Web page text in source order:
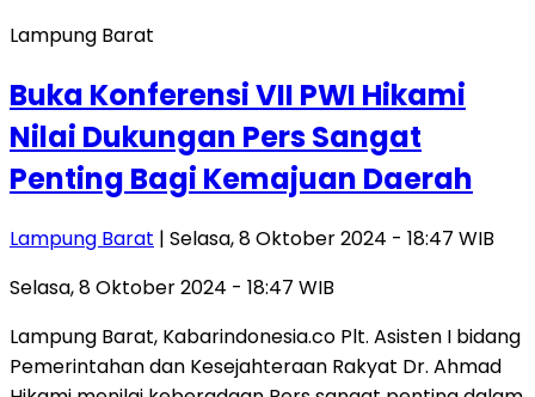
Lampung Barat
Buka Konferensi VII PWI Hikami
Nilai Dukungan Pers Sangat
Penting Bagi Kemajuan Daerah
Lampung Barat | Selasa, 8 Oktober 2024 - 18:47 WIB
Selasa, 8 Oktober 2024 - 18:47 WIB
Lampung Barat, Kabarindonesia.co Plt. Asisten I bidang
Pemerintahan dan Kesejahteraan Rakyat Dr. Ahmad